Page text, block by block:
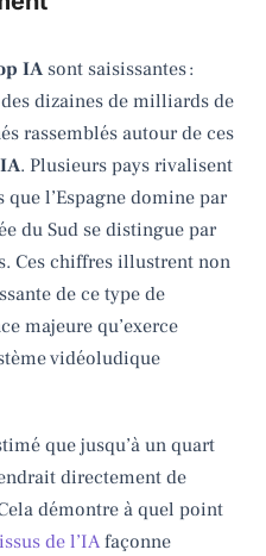
IA sont saisissantes :
dizaines de milliards de
rassemblés autour de ces
. Plusieurs pays rivalisent
l’Espagne domine par
du Sud se distingue par
Ces chiffres illustrent non
de ce type de
majeure qu’exerce
vidéoludique
que jusqu’à un quart
directement de
démontre à quel point
de l’IAfaçonne